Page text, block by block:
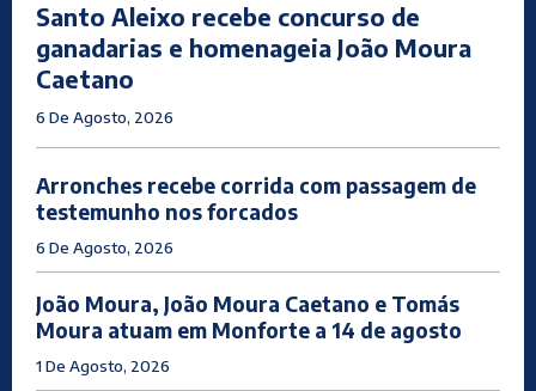
Santo Aleixo recebe concurso de
ganadarias e homenageia João Moura
Caetano
6 De Agosto, 2026
Arronches recebe corrida com passagem de
testemunho nos forcados
6 De Agosto, 2026
João Moura, João Moura Caetano e Tomás
Moura atuam em Monforte a 14 de agosto
1 De Agosto, 2026